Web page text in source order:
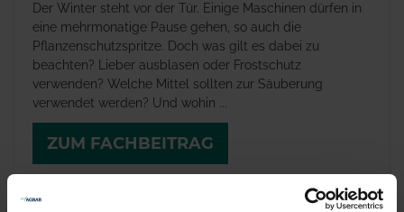
Der Winter steht vor der Tür. Einige Maschinen dürfen in
eine mehrmonatige Pause gehen, so auch die
Pflanzenschutzspritze. Doch was gilt es dabei zu
beachten? Lieber ausblasen oder Frostschutz
verwenden? Welche Mittel sollten zur Säuberung
verwendet werden? Und wohin ...
ZUM FACHBEITRAG